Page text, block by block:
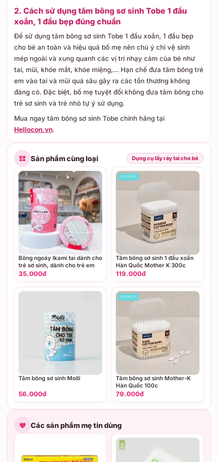
2. Cách sử dụng tăm bông sơ sinh Tobe 1 đầu
xoắn, 1 đầu bẹp đúng chuẩn
Để sử dụng tăm bông sơ sinh Tobe 1 đầu xoắn, 1 đầu bẹp
cho bé an toàn và hiệu quả bố mẹ nên chú ý chỉ vệ sinh
mép ngoài và xung quanh các vị trí nhạy cảm của bé như
tai, mũi, khóe mắt, khóe miệng,... Hạn chế đưa tăm bông trẻ
em vào tai và mũi quá sâu gây ra các tổn thương không
đáng có. Đặc biệt, bố mẹ tuyệt đối không đưa tăm bông cho
trẻ sơ sinh và trẻ nhỏ tự ý sử dụng.
Mua ngay tăm bông sơ sinh Tobe chính hãng tại
Hellocon.vn.
Sản phẩm cùng loại Dụng cụ lấy ráy tai cho bé
Bông ngoáy Ikami tai dành cho
trẻ sơ sinh, dành cho trẻ em
35.000đ
Tăm bông sơ sinh 1 đầu xoắn
Hàn Quốc Mother K 300c
119.000đ
Tăm bông sơ sinh Molli
56.000đ
Tăm bông sơ sinh Mother-K
Hàn Quốc 100c
79.000đ
Các sản phẩm mẹ tin dùng